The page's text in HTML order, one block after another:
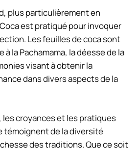
plus particulièrement en
est pratiqué pour invoquer
Les feuilles de coca sont
la Pachamama, la déesse de la
visant à obtenir la
dans divers aspects de la
les croyances et les pratiques
témoignent de la diversité
des traditions. Que ce soit